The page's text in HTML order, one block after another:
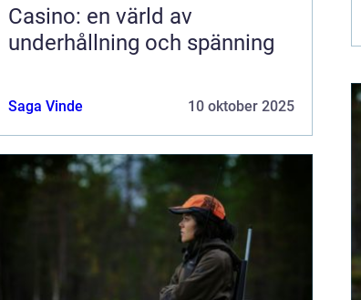
Casino: en värld av
underhållning och spänning
Saga Vinde 10 oktober 2025